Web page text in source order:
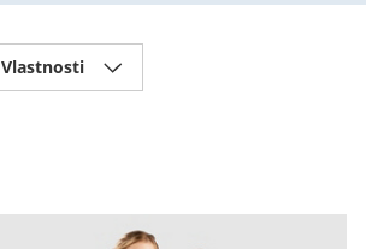
Vlastnosti